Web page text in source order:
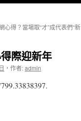
心得？當場取“才”成代表們“新
際迎新年
， 作者:admin